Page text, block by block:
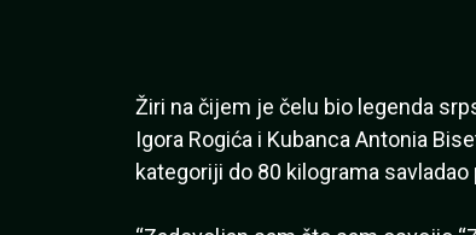
Žiri na čijem je čelu bio legenda
Igora Rogića i Kubanca Antonia
kategoriji do 80 kilograma